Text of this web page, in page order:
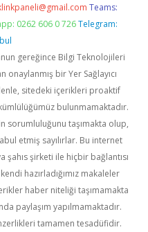
Teams:
0262 606 0 726 Telegram:
gereğince Bilgi Teknolojileri
onaylanmış bir Yer Sağlayıcı
sitedeki içerikleri proaktif
bulunmamaktadır.
sorumluluğunu taşımakta olup,
etmiş sayılırlar. Bu internet
şirketi ile hiçbir bağlantısı
hazırladığımız makaleler
haber niteliği taşımamakta
paylaşım yapılmamaktadır.
tamamen tesadüfidir.